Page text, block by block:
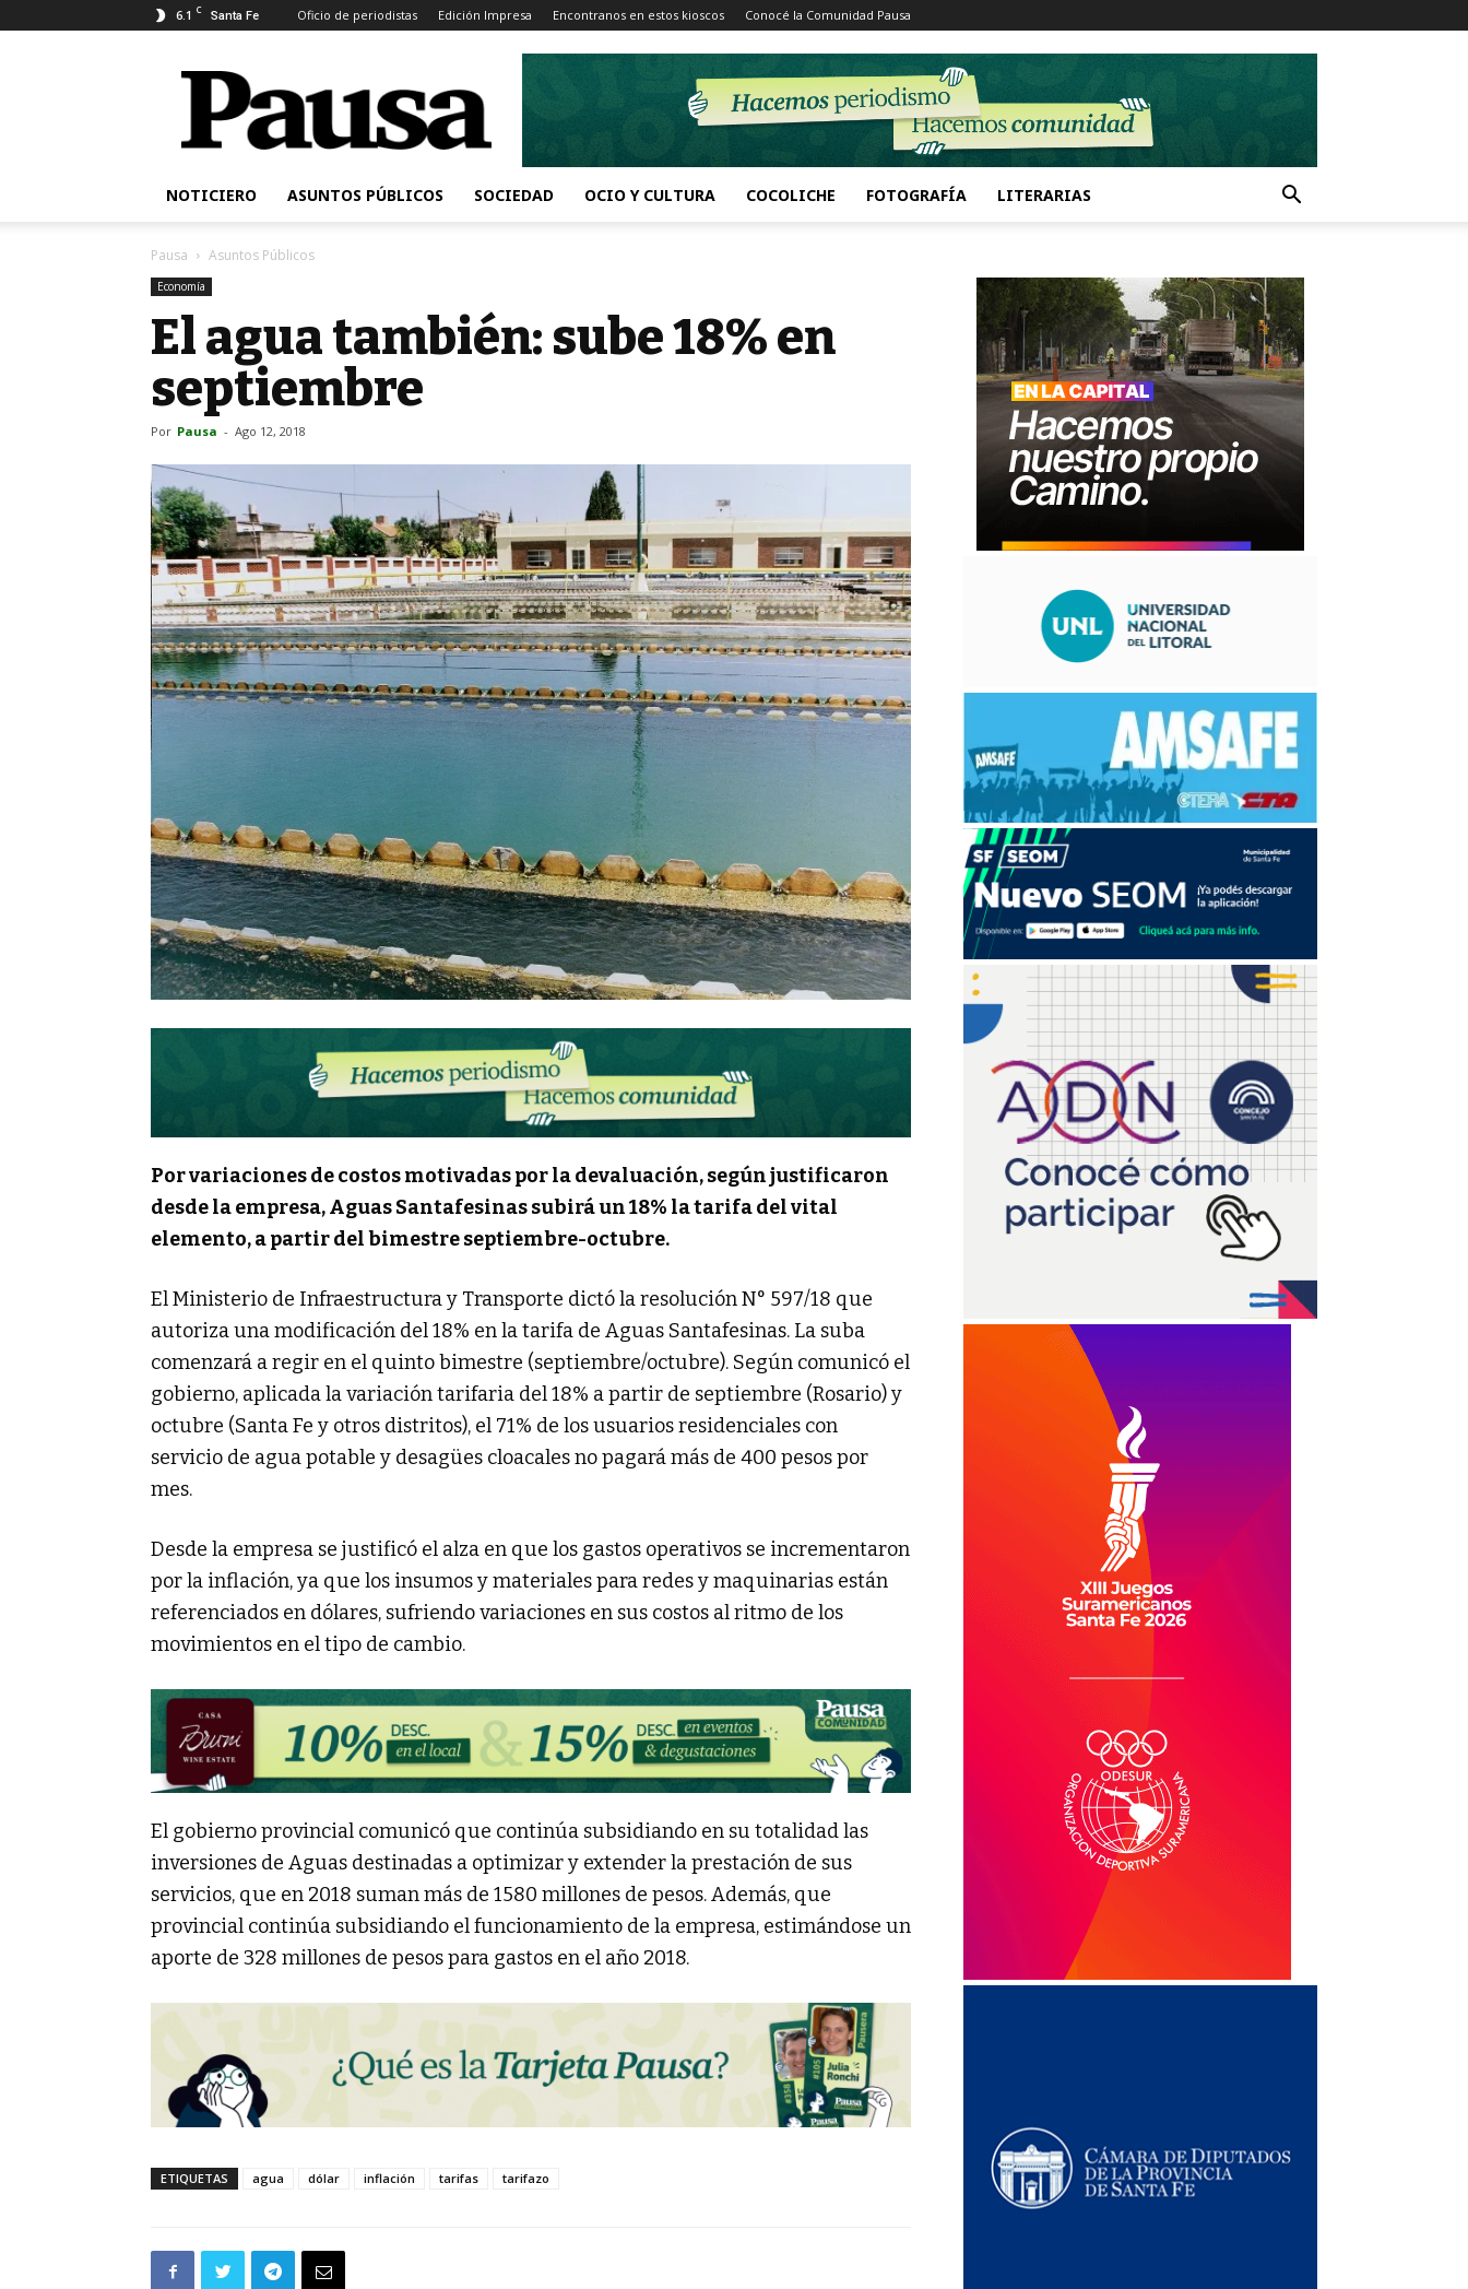
6.1 C Santa Fe Oficio de periodistas Edición Impresa Encontranos en estos kioscos Conocé la Comunidad Pausa
Pausa
NOTICIERO ASUNTOS PÚBLICOS SOCIEDAD OCIO Y CULTURA COCOLICHE FOTOGRAFÍA LITERARIAS
Pausa Asuntos Públicos
Economía
El agua también: sube 18% en
septiembre
Por Pausa - Ago 12, 2018
Por variaciones de costos motivadas por la devaluación, según justificaron
desde la empresa, Aguas Santafesinas subirá un 18% la tarifa del vital
elemento, a partir del bimestre septiembre-octubre.
El Ministerio de Infraestructura y Transporte dictó la resolución N° 597/18 que
autoriza una modificación del 18% en la tarifa de Aguas Santafesinas. La suba
comenzará a regir en el quinto bimestre (septiembre/octubre). Según comunicó el
gobierno, aplicada la variación tarifaria del 18% a partir de septiembre (Rosario) y
octubre (Santa Fe y otros distritos), el 71% de los usuarios residenciales con
servicio de agua potable y desagües cloacales no pagará más de 400 pesos por
mes.
Desde la empresa se justificó el alza en que los gastos operativos se incrementaron
por la inflación, ya que los insumos y materiales para redes y maquinarias están
referenciados en dólares, sufriendo variaciones en sus costos al ritmo de los
movimientos en el tipo de cambio.
El gobierno provincial comunicó que continúa subsidiando en su totalidad las
inversiones de Aguas destinadas a optimizar y extender la prestación de sus
servicios, que en 2018 suman más de 1580 millones de pesos. Además, que
provincial continúa subsidiando el funcionamiento de la empresa, estimándose un
aporte de 328 millones de pesos para gastos en el año 2018.
ETIQUETAS agua dólar inflación tarifas tarifazo